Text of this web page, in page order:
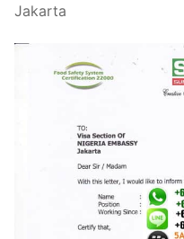
Jakarta